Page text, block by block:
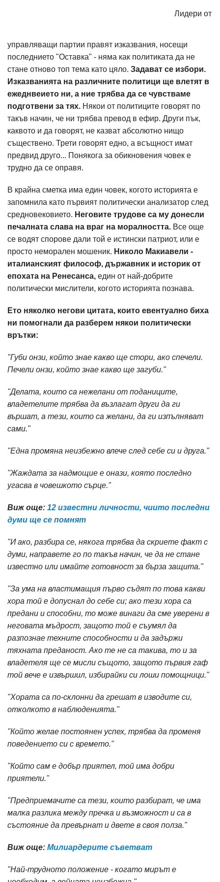
Лидери от
управляващи партии правят изказвания, носещи
последнието "Оставка" - няма как политиката да не
стане отново топ тема като цяло. Задават се избори.
Изказванията на различните политици ще влетят в
ежеднвеието ни, а ние трябва да се чувстваме
подготвени за тях. Някои от политиците говорят по
такъв начин, че ни трябва превод в ефир. Други пък,
каквото и да говорят, не казват абсолютно нищо
съществено. Трети говорят едно, а всъщност имат
предвид друго... Понякога за обикновения човек е
трудно да се оправя.
В крайна сметка има един човек, когото историята е
запомнила като първият политически анализатор след
средновековието. Неговите трудове са му донесли
печалната слава на враг на моралността. Все още
се водят спорове дали той е истински патриот, или е
просто неморален мошеник. Николо Макиавели -
италианският философ, държавник и историк от
епохата на Ренесанса, един от най-добрите
политически мислители, когото историята познава.
Ето няколко негови цитата, които евентуално биха
ни помогнали да разберем някои политически
врътки:
"Губи онзи, който знае какво ще стори, ако спечели.
Печели онзи, който знае какво ще загуби."
"Делата, които са нежелани от поданиците,
владетелите трябва да възлагат други да ги
вършат, а тези, които са желани, да ги изпълняват
сами."
"Една промяна неизбежно влече след себе си и друга."
"Жаждата за надмощие е онази, която последно
угасва в човешкото сърце."
Виж още: 12 известни личности, чиито последни
думи ще се помнят
"И ако, разбира се, някога трябва да скриете факт с
думи, направете го по такъв начин, че да не стане
известно или имайте готовност за бърза защита."
"За ума на властимащия първо съдят по това какви
хора той е допуснал до себе си; ако тези хора са
предани и способни, то може винаги да сме уверени в
неговата мъдрост, защото той е съумял да
разпознае техните способности и да задържи
тяхната преданост. Ако те не са такива, то и за
владетеля ще се мисли същото, защото първия гаф
той вече е извършил, избирайки си лоши помощници."
"Хората са по-склонни да грешат в изводите си,
отколкото в наблюденията."
"Който желае постоянен успех, трябва да променя
поведението си с времето."
"Който сам е добър приятел, той има добри
приятели."
"Предприемачите са тези, които разбират, че има
малка разлика между пречка и възможност и са в
състояние да превърнат и двете в своя полза."
Виж още: Милиардерите съветват
"Най-трудното положение - когато мирът е